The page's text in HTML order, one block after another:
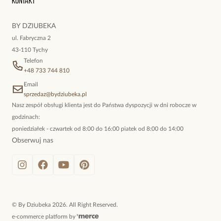
BY DZIUBEKA
ul. Fabryczna 2
43-110 Tychy
Telefon
+48 733 744 810
Email
sprzedaz@bydziubeka.pl
Nasz zespół obsługi klienta jest do Państwa dyspozycji w dni robocze w
godzinach:
poniedziałek - czwartek od 8:00 do 16:00 piatek od 8:00 do 14:00
Obserwuj nas
© By Dziubeka 2026. All Right Reserved.
e-commerce platform by